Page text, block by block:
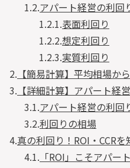
1.2.アパート経営の利回
1.2.1.表面利回り
1.2.2.想定利回り
1.2.3.実質利回り
2. 【簡易計算】平均相場か
3. 【詳細計算】アパート経
3.1.アパート経営の利回
3.2.利回りの相場
4.真の利回り！ROI・CCR
4.1. 「ROI」こそアパー